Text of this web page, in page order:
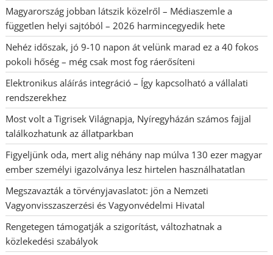
Magyarország jobban látszik közelről – Médiaszemle a
független helyi sajtóból – 2026 harmincegyedik hete
Nehéz időszak, jó 9-10 napon át velünk marad ez a 40 fokos
pokoli hőség – még csak most fog ráerősíteni
Elektronikus aláírás integráció – Így kapcsolható a vállalati
rendszerekhez
Most volt a Tigrisek Világnapja, Nyíregyházán számos fajjal
találkozhatunk az állatparkban
Figyeljünk oda, mert alig néhány nap múlva 130 ezer magyar
ember személyi igazolványa lesz hirtelen használhatatlan
Megszavazták a törvényjavaslatot: jön a Nemzeti
Vagyonvisszaszerzési és Vagyonvédelmi Hivatal
Rengetegen támogatják a szigorítást, változhatnak a
közlekedési szabályok